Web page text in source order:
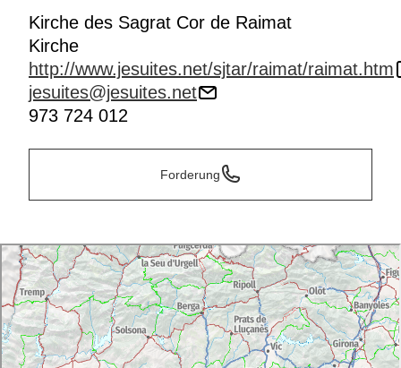
Kirche des Sagrat Cor de Raimat
Kirche
http://www.jesuites.net/sjtar/raimat/raimat.htm
jesuites@jesuites.net
973 724 012
Forderung